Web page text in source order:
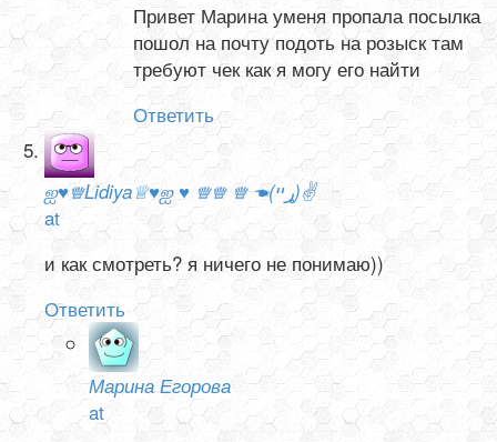
Привет Марина уменя пропала посылка
пошол на почту подоть на розыск там
требуют чек как я могу его найти
Ответить
ஐ♥♕Lidiya♕♥ஐ ♥ ♕♕ ♕ ☚(ړײ)✌
at
и как смотреть? я ничего не понимаю))
Ответить
Марина Егорова
at